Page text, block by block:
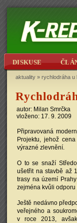
DISKUSE
aktuality » rychlodráha u
autor: Milan Smrčka
vloženo: 17. 9. 2009
Připravovaná
Projektu, jehož
výrazné zlevnění.
O to se snaží
ušetřit na stavbě až
trasy na území
zejména kvůli
Ještě nedávno
veřejného a
v roce 2013,